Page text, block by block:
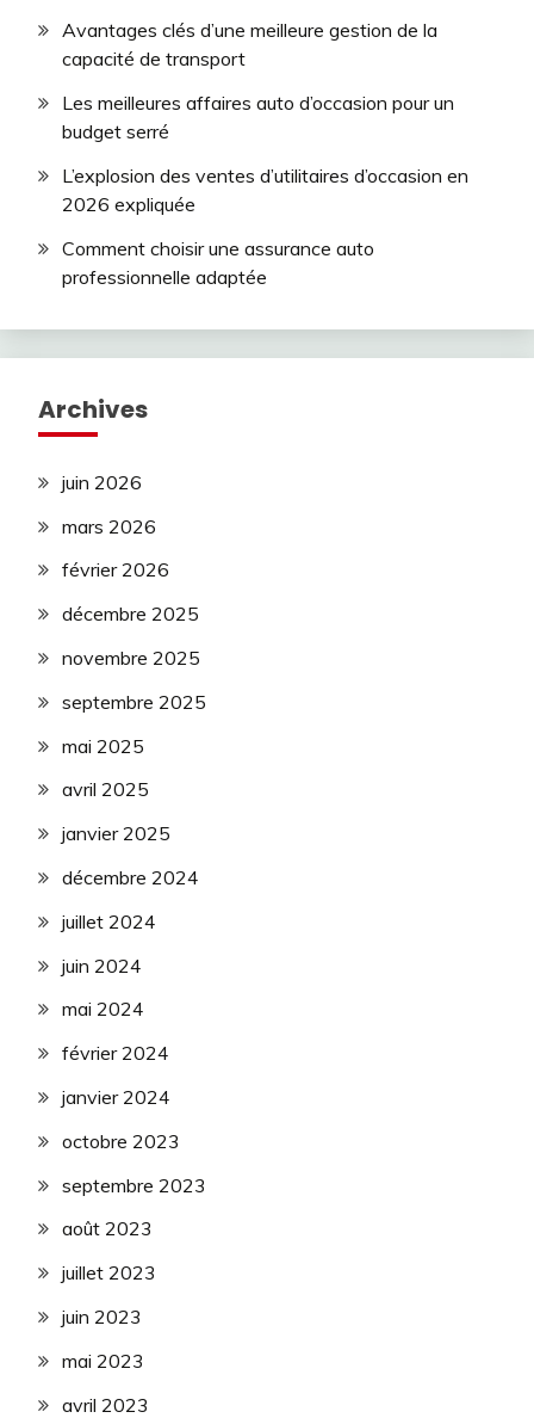
Avantages clés d’une meilleure gestion de la
capacité de transport
Les meilleures affaires auto d’occasion pour un
budget serré
L’explosion des ventes d’utilitaires d’occasion en
2026 expliquée
Comment choisir une assurance auto
professionnelle adaptée
Archives
juin 2026
mars 2026
février 2026
décembre 2025
novembre 2025
septembre 2025
mai 2025
avril 2025
janvier 2025
décembre 2024
juillet 2024
juin 2024
mai 2024
février 2024
janvier 2024
octobre 2023
septembre 2023
août 2023
juillet 2023
juin 2023
mai 2023
avril 2023